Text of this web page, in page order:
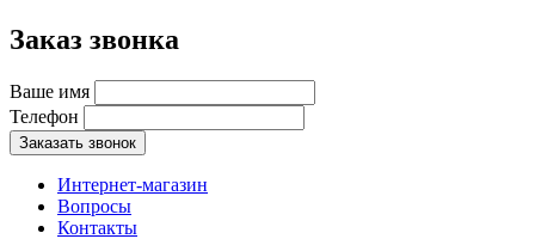
Заказ звонка
Ваше имя
Телефон
Заказать звонок
Интернет-магазин
Вопросы
Контакты